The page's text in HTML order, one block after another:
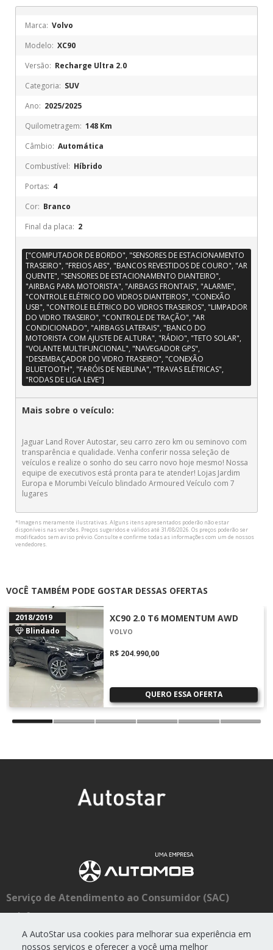
A AutoStar usa cookies para melhorar sua experiência em
nossos serviços e oferecer a você uma melhor
Marca: Volvo
Modelo: XC90
Versão: Recharge Ultra 2.0
Categoria: SUV
Ano: 2025/2025
Quilometragem: 148 Km
Câmbio: Automática
Combustível: Híbrido
Portas: 4
Cor: Branco
Final da placa: 2
["COMPUTADOR DE BORDO", "SENSORES DE ESTACIONAMENTO
TRASEIRO", "FREIOS ABS", "BANCOS REVESTIDOS DE COURO", "AR
QUENTE", "SENSORES DE ESTACIONAMENTO DIANTEIRO",
"AIRBAG PARA MOTORISTA", "AIRBAGS FRONTAIS", "ALARME",
"CONTROLE ELÉTRICO DO VIDROS DIANTEIROS", "CONEXÃO
USB", "CONTROLE ELÉTRICO DO VIDROS TRASEIROS", "LIMPADOR
DO VIDRO TRASEIRO", "CONTROLE DE TRAÇÃO", "AR
CONDICIONADO", "AIRBAGS LATERAIS", "BANCO DO
MOTORISTA COM AJUSTE DE ALTURA", "RÁDIO", "TETO SOLAR",
"VOLANTE MULTIFUNCIONAL", "NAVEGADOR GPS",
"DESEMBAÇADOR DO VIDRO TRASEIRO", "CONEXÃO
BLUETOOTH", "FARÓIS DE NEBLINA", "TRAVAS ELÉTRICAS",
"RODAS DE LIGA LEVE"]
Mais sobre o veículo:
Jaguar Land Rover Autostar, seu carro zero km ou seminovo com
transparência e qualidade. Venha conferir nossa seleção de
veículos e realize o sonho do seu carro novo hoje mesmo! Nossa
equipe de executivos está pronta para te atender! Lojas Jardim
Europa e Morumbi Veículo blindado Armoured Veículo com 7
lugares
*Imagens meramente ilustrativas. Alguns itens apresentados poderão não estar
disponíveis nas versões. Preços sugeridos e válidos até 31/08/2026. Os preços poderão ser
modificados sem aviso prévio. Consulte e confirme todas as informações com um de nossos
vendedores.
VOCÊ TAMBÉM PODE GOSTAR DESSAS OFERTAS
2018/2019
Blindado
XC90 2.0 T6 MOMENTUM AWD
VOLVO
R$ 204.990,00
QUERO ESSA OFERTA
Serviço de Atendimento ao Consumidor (SAC)
Telefone: 0800 774 4422
sac@autostar.com.br